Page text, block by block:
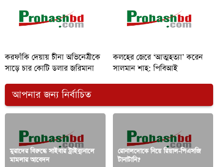
করফাঁকি দেয়ায় চীনা অভিনেত্রীকে
সাড়ে চার কোটি ডলার জরিমানা
কলহের জেরে ‘আত্মহত্যা’ করেন
সালমান শাহ: পিবিআই
আপনার জন্য নির্বাচিত
মুরাদের বিরুদ্ধে সাইবার ট্রাইব্যুনালে
মামলার আবেদন
রোনালদোকে নিয়ে রিয়াল-পিএসজি
টানাটানি?